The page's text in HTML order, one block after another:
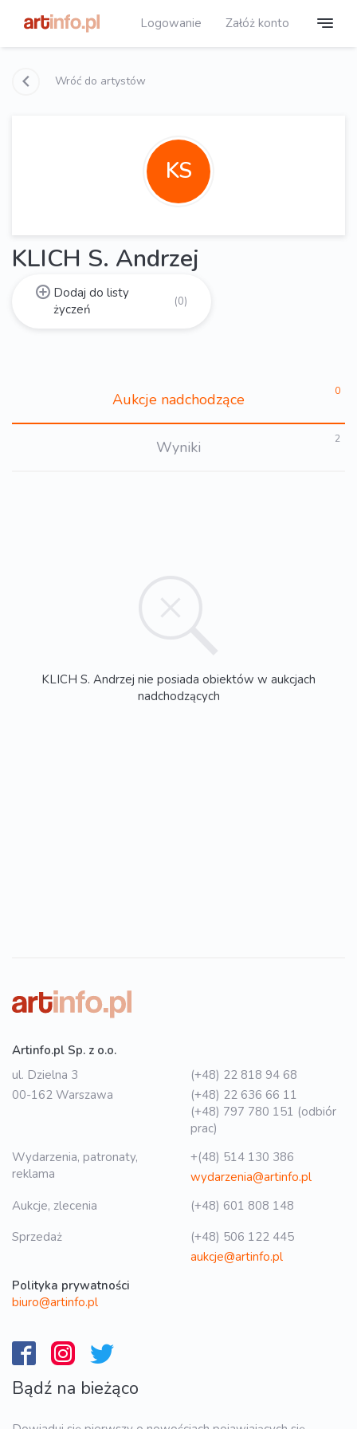
Logowanie Załóż konto
Wróć do artystów
KS
KLICH S. Andrzej
Dodaj do listy
życzeń
(0)
Aukcje nadchodzące 0
Wyniki 2
KLICH S. Andrzej nie posiada obiektów w aukcjach
nadchodzących
Artinfo.pl Sp. z o.o.
ul. Dzielna 3
00-162 Warszawa
(+48) 22 818 94 68
(+48) 22 636 66 11
(+48) 797 780 151 (odbiór
prac)
Wydarzenia, patronaty,
reklama
+(48) 514 130 386
wydarzenia@artinfo.pl
Aukcje, zlecenia
(+48) 601 808 148
Sprzedaż
(+48) 506 122 445
aukcje@artinfo.pl
Polityka prywatności
biuro@artinfo.pl
Bądź na bieżąco